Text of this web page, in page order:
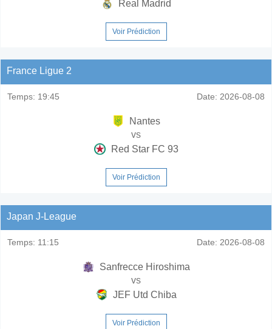
Real Madrid
Voir Prédiction
France Ligue 2
Temps: 19:45 Date: 2026-08-08
Nantes
vs
Red Star FC 93
Voir Prédiction
Japan J-League
Temps: 11:15 Date: 2026-08-08
Sanfrecce Hiroshima
vs
JEF Utd Chiba
Voir Prédiction